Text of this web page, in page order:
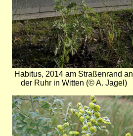
Habitus, 2014 am Straßenrand an
der Ruhr in Witten (© A. Jagel)
Bild